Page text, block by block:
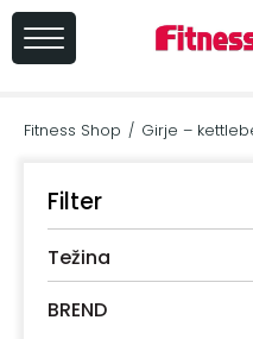
REGISTRACIJA
Sportska
prehrana
Fitness Shop / Girje –
Filter
Težina
BREND